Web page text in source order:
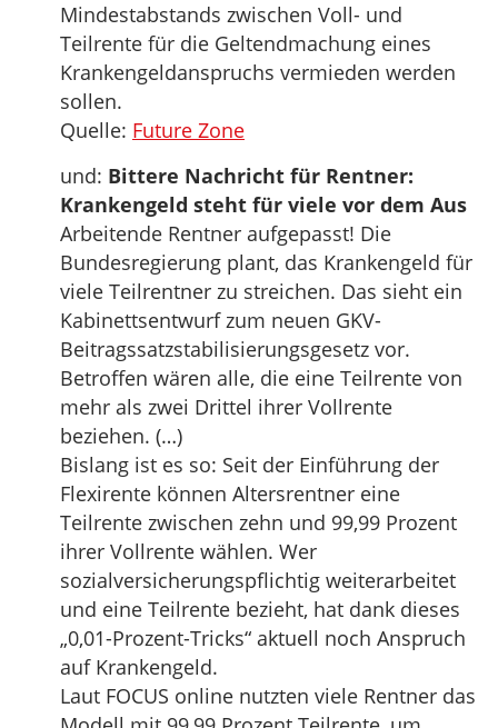
Mindestabstands zwischen Voll- und
Teilrente für die Geltendmachung eines
Krankengeldanspruchs vermieden werden
sollen.
Quelle: Future Zone
und: Bittere Nachricht für Rentner:
Krankengeld steht für viele vor dem Aus
Arbeitende Rentner aufgepasst! Die
Bundesregierung plant, das Krankengeld für
viele Teilrentner zu streichen. Das sieht ein
Kabinettsentwurf zum neuen GKV-
Beitragssatzstabilisierungsgesetz vor.
Betroffen wären alle, die eine Teilrente von
mehr als zwei Drittel ihrer Vollrente
beziehen. (…)
Bislang ist es so: Seit der Einführung der
Flexirente können Altersrentner eine
Teilrente zwischen zehn und 99,99 Prozent
ihrer Vollrente wählen. Wer
sozialversicherungspflichtig weiterarbeitet
und eine Teilrente bezieht, hat dank dieses
„0,01-Prozent-Tricks“ aktuell noch Anspruch
auf Krankengeld.
Laut FOCUS online nutzten viele Rentner das